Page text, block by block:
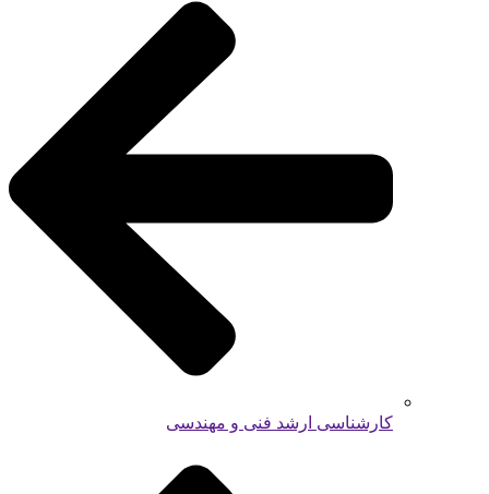
کارشناسی ارشد فنی و مهندسی